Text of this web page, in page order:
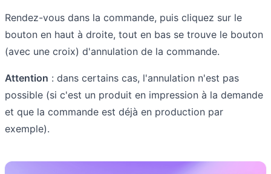
Rendez-vous dans la commande, puis cliquez sur le
bouton en haut à droite, tout en bas se trouve le bouton
(avec une croix) d'annulation de la commande.
Attention : dans certains cas, l'annulation n'est pas
possible (si c'est un produit en impression à la demande
et que la commande est déjà en production par
exemple).